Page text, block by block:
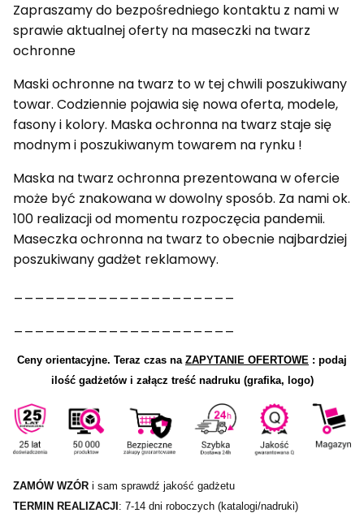
Zapraszamy do bezpośredniego kontaktu z nami w
sprawie aktualnej oferty na maseczki na twarz
ochronne
Maski ochronne na twarz to w tej chwili poszukiwany
towar. Codziennie pojawia się nowa oferta, modele,
fasony i kolory. Maska ochronna na twarz staje się
modnym i poszukiwanym towarem na rynku !
Maska na twarz ochronna prezentowana w ofercie
może być znakowana w dowolny sposób. Za nami ok.
100 realizacji od momentu rozpoczęcia pandemii.
Maseczka ochronna na twarz to obecnie najbardziej
poszukiwany gadżet reklamowy.
Ceny orientacyjne. Teraz czas na ZAPYTANIE OFERTOWE : podaj
ilość gadżetów i załącz treść nadruku (grafika, logo)
ZAMÓW WZÓR i sam sprawdź jakość gadżetu
TERMIN REALIZACJI : 7-14 dni roboczych (katalogi/nadruki)